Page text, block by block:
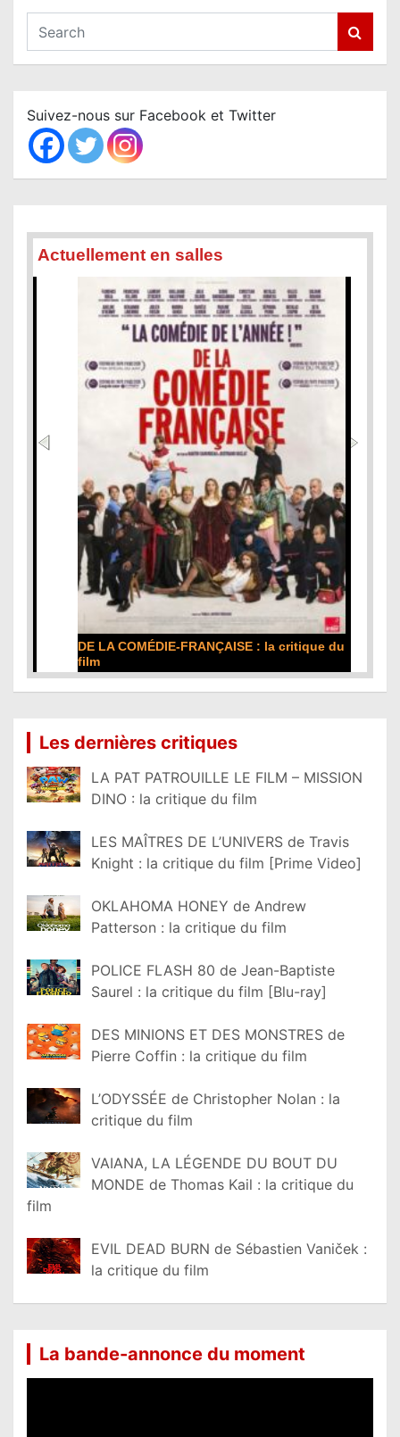
a
c
h
Suivez-nous sur Facebook et Twitter
Actuellement en salles
DE LA COMÉDIE-FRANÇAISE : la critique du
film
Les dernières critiques
LA PAT PATROUILLE LE FILM – MISSION
DINO : la critique du film
LES MAÎTRES DE L’UNIVERS de Travis
Knight : la critique du film [Prime Video]
OKLAHOMA HONEY de Andrew
Patterson : la critique du film
POLICE FLASH 80 de Jean-Baptiste
Saurel : la critique du film [Blu-ray]
DES MINIONS ET DES MONSTRES de
Pierre Coffin : la critique du film
L’ODYSSÉE de Christopher Nolan : la
critique du film
VAIANA, LA LÉGENDE DU BOUT DU
MONDE de Thomas Kail : la critique du
film
EVIL DEAD BURN de Sébastien Vaniček :
la critique du film
La bande-annonce du moment